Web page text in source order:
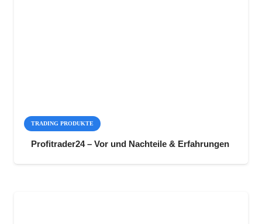
TRADING PRODUKTE
Profitrader24 – Vor und Nachteile & Erfahrungen